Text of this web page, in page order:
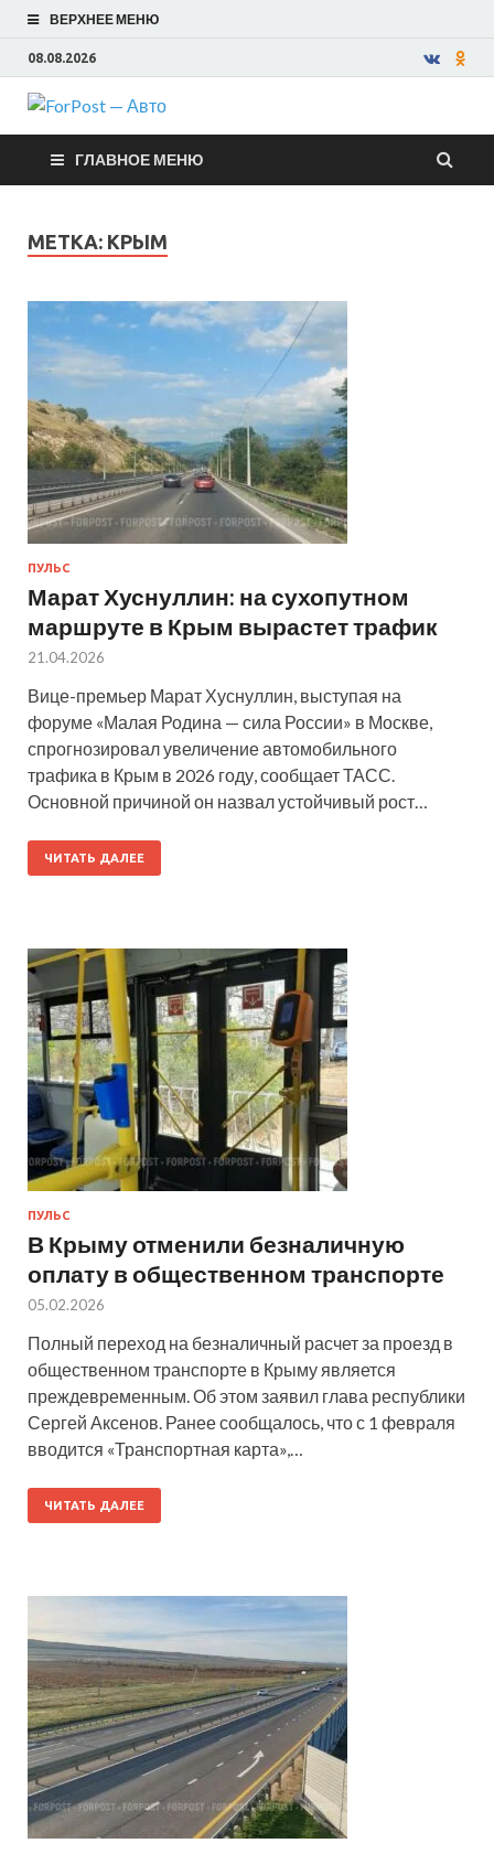
ВЕРХНЕЕ МЕНЮ
08.08.2026
ForPost —
Авто
ГЛАВНОЕ МЕНЮ
МЕТКА: КРЫМ
ПУЛЬС
Марат Хуснуллин: на сухопутном
маршруте в Крым вырастет трафик
21.04.2026
Вице-премьер Марат Хуснуллин, выступая на
форуме «Малая Родина — сила России» в Москве,
спрогнозировал увеличение автомобильного
трафика в Крым в 2026 году, сообщает ТАСС.
Основной причиной он назвал устойчивый рост…
ЧИТАТЬ ДАЛЕЕ
ПУЛЬС
В Крыму отменили безналичную
оплату в общественном транспорте
05.02.2026
Полный переход на безналичный расчет за проезд в
общественном транспорте в Крыму является
преждевременным. Об этом заявил глава республики
Сергей Аксенов. Ранее сообщалось, что с 1 февраля
вводится «Транспортная карта»,…
ЧИТАТЬ ДАЛЕЕ